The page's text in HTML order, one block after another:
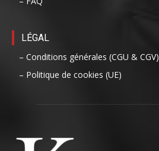
LÉGAL
– Conditions générales (CGU & CGV)
– Politique de cookies (UE)